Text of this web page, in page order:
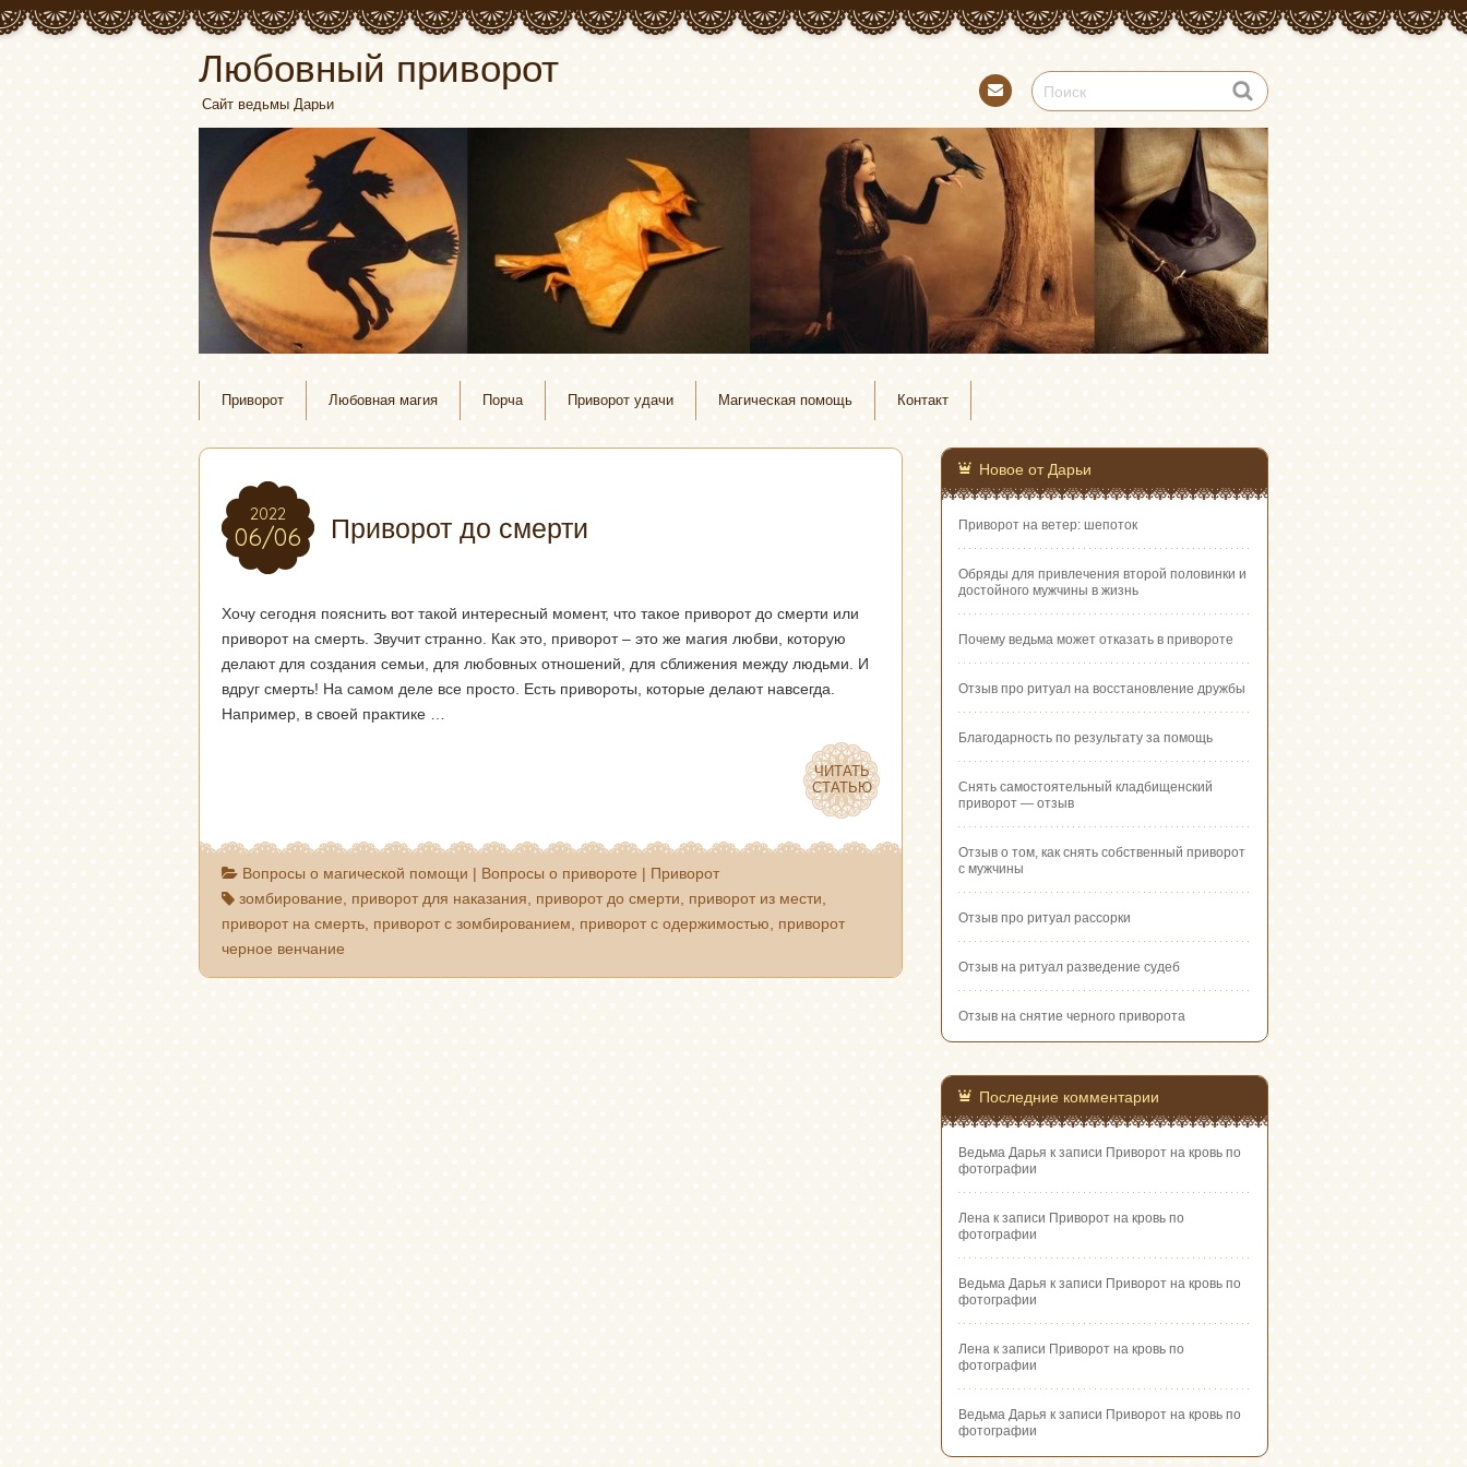
Любовный приворот
Сайт ведьмы Дарьи
акт
Приворот Любовная магия Порча Приворот удачи Магическая помощь Контакт
2022
06/06
2022
06/06 Приворот до смерти
Хочу сегодня пояснить вот такой интересный момент, что такое приворот до смерти или
приворот на смерть. Звучит странно. Как это, приворот – это же магия любви, которую
делают для создания семьи, для любовных отношений, для сближения между людьми. И
вдруг смерть! На самом деле все просто. Есть привороты, которые делают навсегда.
Например, в своей практике …
ЧИТАТЬ
СТАТЬЮ
ЧИТАТЬ
СТАТЬЮ
Вопросы о магической помощи | Вопросы о привороте | Приворот
зомбирование
приворот для наказания приворот до смерти приворот из мести
приворот на смерть приворот с зомбированием приворот с одержимостью
приворот
черное венчание
Новое от Дарьи
Приворот на ветер: шепоток
Обряды для привлечения второй половинки и
достойного мужчины в жизнь
Почему ведьма может отказать в привороте
Отзыв про ритуал на восстановление дружбы
Благодарность по результату за помощь
Снять самостоятельный кладбищенский
приворот — отзыв
Отзыв о том, как снять собственный приворот
с мужчины
Отзыв про ритуал рассорки
Отзыв на ритуал разведение судеб
Отзыв на снятие черного приворота
Последние комментарии
Ведьма Дарья к записи Приворот на кровь по
фотографии
Лена к записи Приворот на кровь по
фотографии
Ведьма Дарья к записи Приворот на кровь по
фотографии
Лена к записи Приворот на кровь по
фотографии
Ведьма Дарья к записи Приворот на кровь по
фотографии